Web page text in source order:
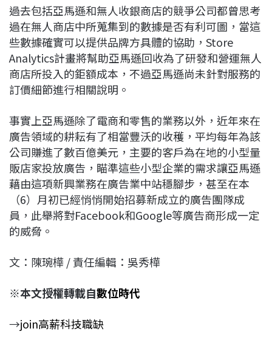
過去包括亞馬遜和無人收銀商店的競爭公司都曾思考
過在無人商店中所蒐集到的數據是否有利可圖，當這
些數據確實可以提供品牌方具體的協助，Store
Analytics計畫將幫助亞馬遜回收為了研發和營運無人
商店所投入的鉅額成本，不過亞馬遜尚未針對服務的
訂價細節進行相關說明。
事實上亞馬遜除了電商和零售的業務以外，近年來在
廣告領域的耕耘有了相當豐沃的收穫，平均每年為該
公司賺進了數百億美元，主要的客戶為在地的小型量
販店家投放廣告，瞄準這些小型企業的需求讓亞馬遜
藉由這項新興業務在廣告業中站穩腳步，甚至在本
（6）月初已經悄悄開始招募新成立的廣告團隊成
員，此舉將對Facebook和Google等廣告商形成一定
的威脅。
文：陳琬樺 / 責任編輯：吳秀樺
※本文授權轉載自數位時代
→join高薪科技職缺